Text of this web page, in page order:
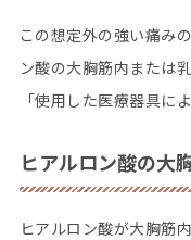
この想定外の強い痛み
ン酸の大胸筋内または
「使用した医療器具に
ヒアルロン酸の大
ヒアルロン酸が大胸筋